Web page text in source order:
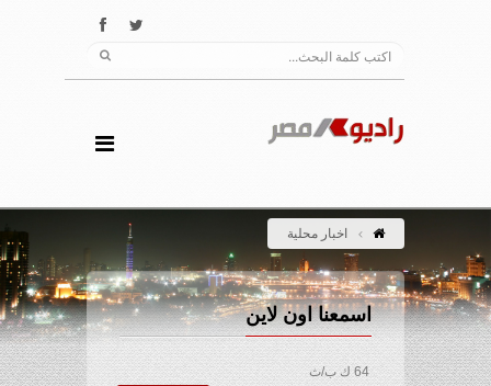
اخبار محلية
اسمعنا اون لاين
64 ك ب/ث